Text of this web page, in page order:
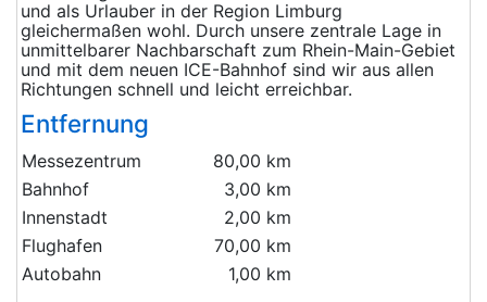
und als Urlauber in der Region Limburg
gleichermaßen wohl. Durch unsere zentrale Lage in
unmittelbarer Nachbarschaft zum Rhein-Main-Gebiet
und mit dem neuen ICE-Bahnhof sind wir aus allen
Richtungen schnell und leicht erreichbar.
Entfernung
Messezentrum
80,00 km
Bahnhof
3,00 km
Innenstadt
2,00 km
Flughafen
70,00 km
Autobahn
1,00 km